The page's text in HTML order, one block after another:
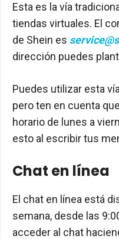
Esta es la vía
tiendas virtuales. El
de Shein es
dirección puedes
Puedes utilizar esta
pero ten en cuenta
horario de lunes a
esto al escribir tus
Chat en línea
El chat en línea está
semana, desde las
acceder al chat